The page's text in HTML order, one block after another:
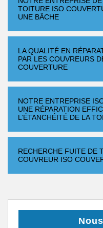
TOITURE ISO
UNE BÂCHE
LA QUALITÉ EN
PAR LES COUVREURS
COUVERTURE
NOTRE ENTREPRISE
UNE RÉPARATION
L’ÉTANCHÉITÉ DE LA
RECHERCHE FUITE DE
COUVREUR ISO